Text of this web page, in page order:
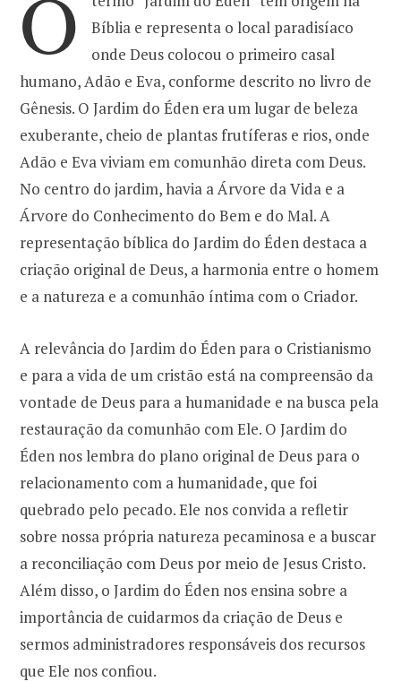
k a
m
Bíblia e representa o local paradisíaco
onde Deus colocou o primeiro casal
humano, Adão e Eva, conforme descrito no livro de
Gênesis. O Jardim do Éden era um lugar de beleza
exuberante, cheio de plantas frutíferas e rios, onde
Adão e Eva viviam em comunhão direta com Deus.
No centro do jardim, havia a Árvore da Vida e a
Árvore do Conhecimento do Bem e do Mal. A
representação bíblica do Jardim do Éden destaca a
criação original de Deus, a harmonia entre o homem
e a natureza e a comunhão íntima com o Criador.
A relevância do Jardim do Éden para o Cristianismo
e para a vida de um cristão está na compreensão da
vontade de Deus para a humanidade e na busca pela
restauração da comunhão com Ele. O Jardim do
Éden nos lembra do plano original de Deus para o
relacionamento com a humanidade, que foi
quebrado pelo pecado. Ele nos convida a refletir
sobre nossa própria natureza pecaminosa e a buscar
a reconciliação com Deus por meio de Jesus Cristo.
Além disso, o Jardim do Éden nos ensina sobre a
importância de cuidarmos da criação de Deus e
sermos administradores responsáveis dos recursos
que Ele nos confiou.